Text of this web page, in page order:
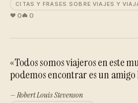
CITAS Y FRASES SOBRE VIAJES Y
0 0
«Todos somos viajeros en este
podemos encontrar es un amigo
— Robert Louis Stevenson